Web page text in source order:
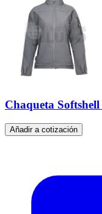
Chaqueta
Añadir a cotización